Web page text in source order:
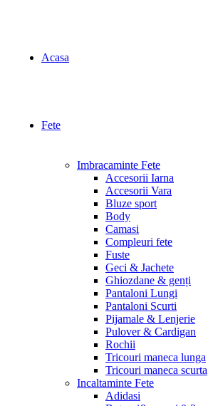
Acasa
Fete
Imbracaminte Fete
Accesorii Iarna
Accesorii Vara
Bluze sport
Body
Camasi
Compleuri fete
Fuste
Geci & Jachete
Ghiozdane & genți
Pantaloni Lungi
Pantaloni Scurti
Pijamale & Lenjerie
Pulover & Cardigan
Rochii
Tricouri maneca lunga
Tricouri maneca scurta
Incaltaminte Fete
Adidasi